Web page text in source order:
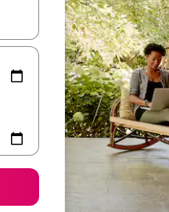
een keuze met je de